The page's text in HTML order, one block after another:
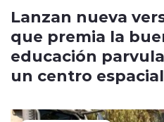
Lanzan nueva
que premia la
educación
un centro